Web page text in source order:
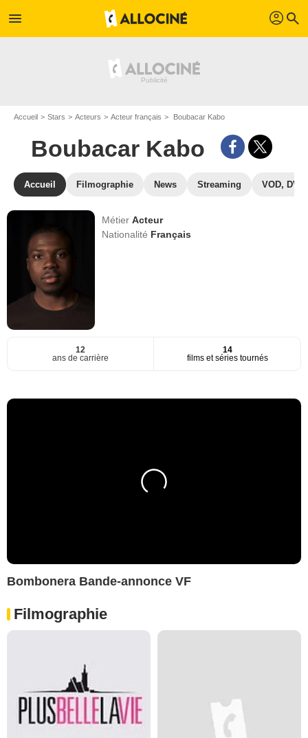
menu profil search
Accueil Stars Acteurs Acteur français Boubacar Kabo
Boubacar Kabo
Accueil Filmographie News Streaming VOD, DVD
MétierActeur
Nationalité Français
12
ans de carrière
14
films et séries tournés
Bombonera Bande-annonce VF
Filmographie